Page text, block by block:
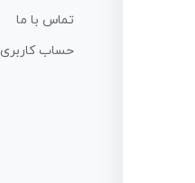
تماس با ما
حساب کاربری